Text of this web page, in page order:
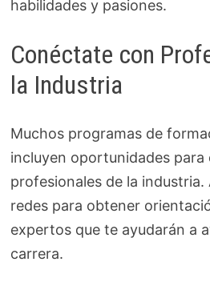
habilidades y pasiones.
Conéctate con
la Industria
Muchos programas de
incluyen oportunidades
profesionales de la
redes para obtener
expertos que te ayudarán a
carrera.